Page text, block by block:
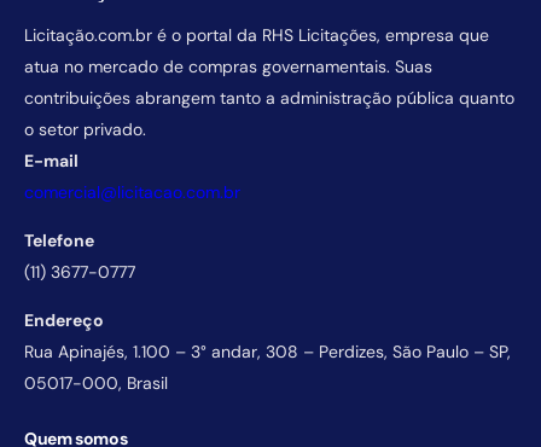
Licitação.com.br é o portal da RHS Licitações, empresa que
atua no mercado de compras governamentais. Suas
contribuições abrangem tanto a administração pública quanto
o setor privado.
E-mail
comercial@licitacao.com.br
Telefone
(11) 3677-0777
Endereço
Rua Apinajés, 1.100 – 3° andar, 308 – Perdizes, São Paulo – SP,
05017-000, Brasil
Quem somos